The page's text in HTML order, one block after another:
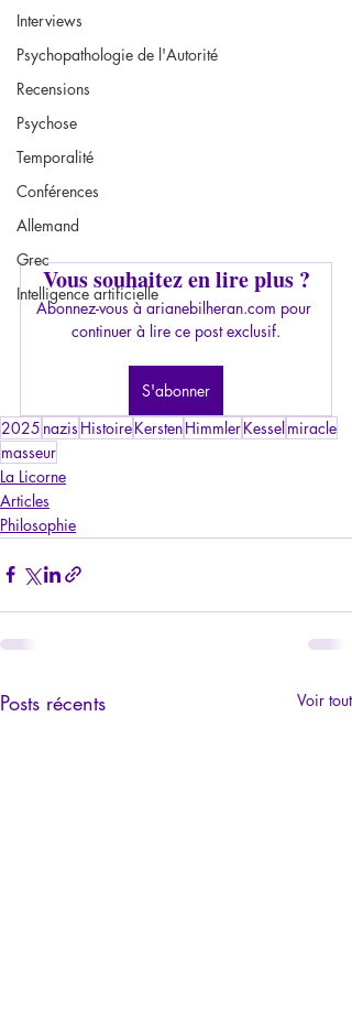
Interviews
Psychopathologie de l'Autorité
Recensions
Psychose
Temporalité
Conférences
Allemand
Grec
Intelligence artificielle
Vous souhaitez en lire plus ?
Abonnez-vous à arianebilheran.com pour
continuer à lire ce post exclusif.
S'abonner
2025 nazis HistoireKerstenHimmlerKesselmiracle
masseur
La Licorne
Articles
Philosophie
Posts récents Voir tout